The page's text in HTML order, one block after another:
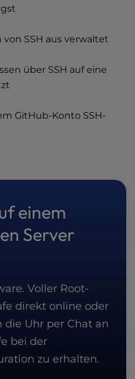
SSH aus verwaltet
über SSH auf eine
GitHub-Konto SSH-
einem
Server
Voller Root-
direkt online oder
Uhr per Chat an
bei der
zu erhalten.